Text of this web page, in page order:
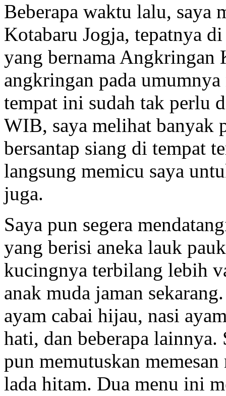
Beberapa waktu lalu, saya
Kotabaru Jogja, tepatnya
yang bernama
angkringan pada
tempat ini sudah tak perlu
WIB, saya melihat banyak
bersantap siang di tempat
langsung memicu saya
juga.
Saya pun segera
yang berisi aneka lauk
kucingnya terbilang lebih
anak muda jaman
ayam cabai hijau, nasi
hati, dan beberapa
pun memutuskan
lada hitam. Dua menu ini